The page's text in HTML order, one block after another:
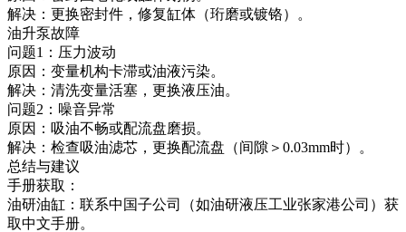
解决：更换密封件，修复缸体（珩磨或镀铬）。
油升泵故障
问题1：压力波动
原因：变量机构卡滞或油液污染。
解决：清洗变量活塞，更换液压油。
问题2：噪音异常
原因：吸油不畅或配流盘磨损。
解决：检查吸油滤芯，更换配流盘（间隙＞0.03mm时）。
总结与建议
手册获取：
油研油缸：联系中国子公司（如油研液压工业张家港公司）获
取中文手册。